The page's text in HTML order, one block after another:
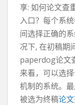
享: 如何论文查
入口？每个系
间选择正确的
况下, 在初稿期
paperdog论文
来看，可以选
机制的系统。
被选为终稿论